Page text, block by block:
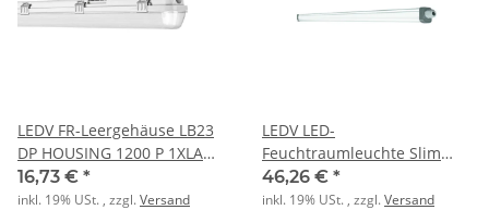
LEDV FR-Leergehäuse LB23
DP HOUSING 1200 P 1XLAMP
IP65
16,73 € *
inkl. 19% USt. , zzgl.Versand
LEDV LED-
Feuchtraumleuchte Slim
Value 1200 36W/4000K IP65
4000lm
46,26 € *
inkl. 19% USt. , zzgl.Versand